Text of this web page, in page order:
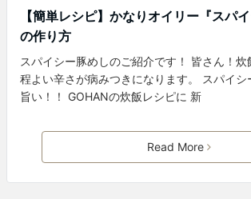
【簡単レシピ】かなりオイリー『スパ
の作り方
スパイシー豚めしのご紹介です！ 皆さん！炊
程よい辛さが病みつきになります。 スパイ
旨い！！ GOHANの炊飯レシピに 新
Read More